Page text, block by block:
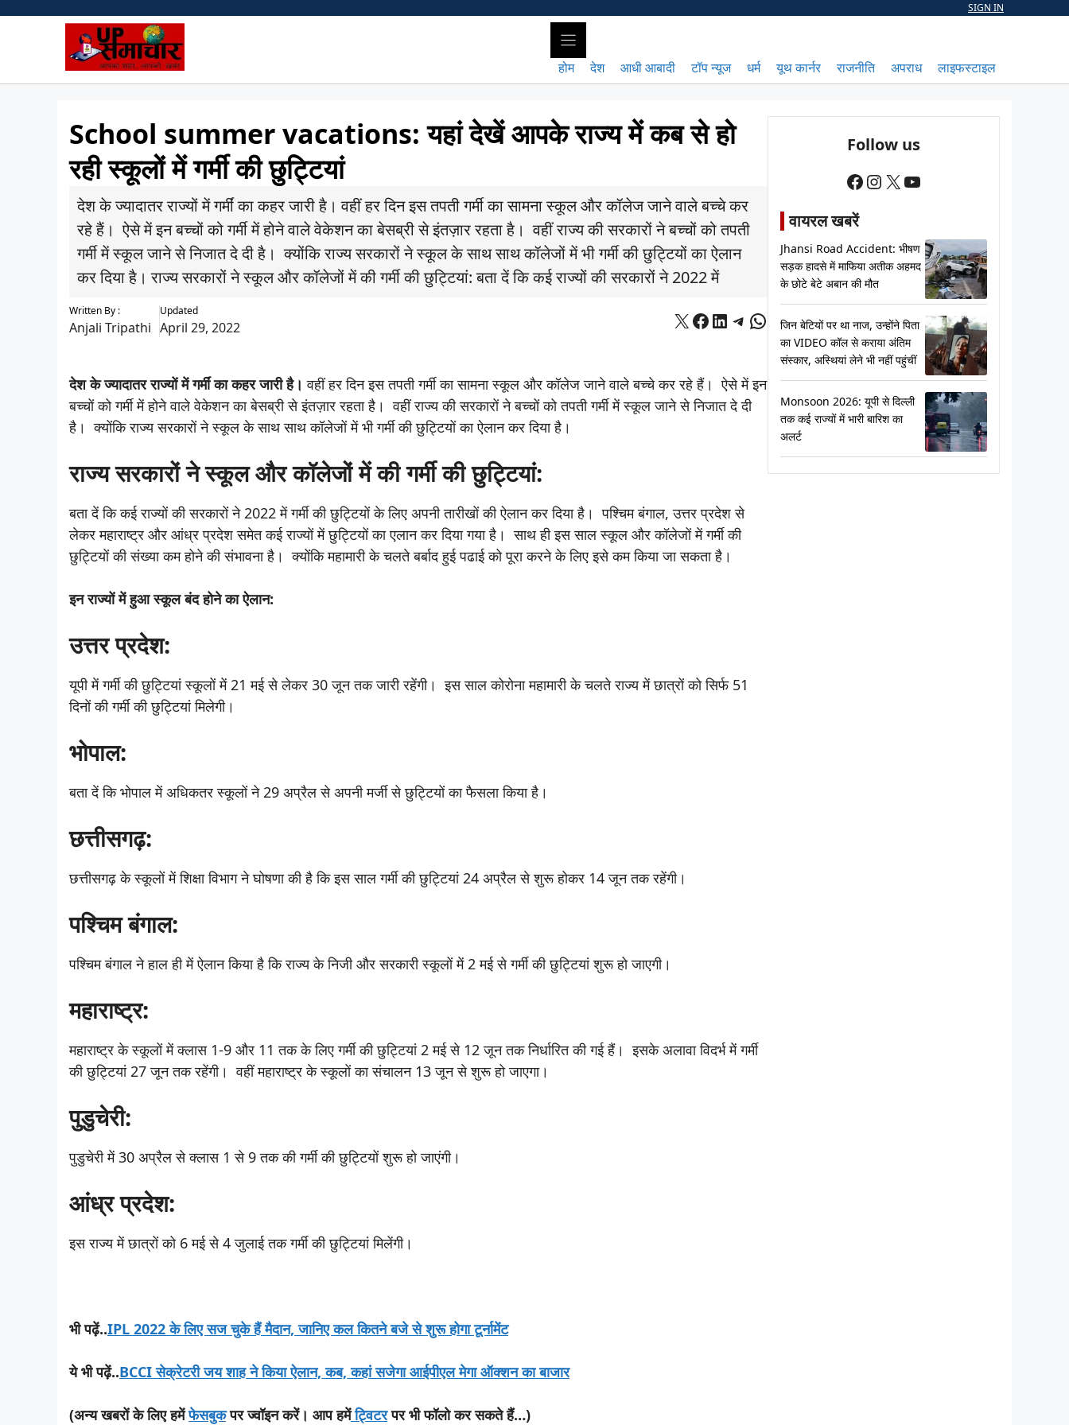
SIGN IN
होम देश आधी आबादी टॉप न्यूज धर्म यूथ कार्नर राजनीति अपराध लाइफस्टाइल
School summer vacations: यहां देखें आपके राज्य में कब से हो
रही स्कूलों में गर्मी की छुट्टियां
देश के ज्यादातर राज्यों में गर्मीं का कहर जारी है। वहीं हर दिन इस तपती गर्मी का सामना स्कूल और कॉलेज जाने वाले बच्चे कर
रहे हैं। ऐसे में इन बच्चों को गर्मी में होने वाले वेकेशन का बेसब्री से इंतज़ार रहता है। वहीं राज्य की सरकारों ने बच्चों को तपती
गर्मी में स्कूल जाने से निजात दे दी है। क्योंकि राज्य सरकारों ने स्कूल के साथ साथ कॉलेजों में भी गर्मी की छुट्टियों का ऐलान
कर दिया है। राज्य सरकारों ने स्कूल और कॉलेजों में की गर्मी की छुट्टियां: बता दें कि कई राज्यों की सरकारों ने 2022 में
Written By :
Anjali Tripathi
Updated
April 29, 2022 X Facebook
LinkedIn
Telegram
WhatsApp
देश के ज्यादातर राज्यों में गर्मीं का कहर जारी है। वहीं हर दिन इस तपती गर्मी का सामना स्कूल और कॉलेज जाने वाले बच्चे कर रहे हैं। ऐसे में इन
बच्चों को गर्मी में होने वाले वेकेशन का बेसब्री से इंतज़ार रहता है। वहीं राज्य की सरकारों ने बच्चों को तपती गर्मी में स्कूल जाने से निजात दे दी
है। क्योंकि राज्य सरकारों ने स्कूल के साथ साथ कॉलेजों में भी गर्मी की छुट्टियों का ऐलान कर दिया है।
राज्य सरकारों ने स्कूल और कॉलेजों में की गर्मी की छुट्टियां:
बता दें कि कई राज्यों की सरकारों ने 2022 में गर्मी की छुट्टियों के लिए अपनी तारीखों की ऐलान कर दिया है। पश्चिम बंगाल, उत्तर प्रदेश से
लेकर महाराष्ट्र और आंध्र प्रदेश समेत कई राज्यों में छुट्टियों का एलान कर दिया गया है। साथ ही इस साल स्कूल और कॉलेजों में गर्मी की
छुट्टियों की संख्या कम होने की संभावना है। क्योंकि महामारी के चलते बर्बाद हुई पढाई को पूरा करने के लिए इसे कम किया जा सकता है।
इन राज्यों में हुआ स्कूल बंद होने का ऐलान:
उत्तर प्रदेश:
यूपी में गर्मी की छुट्टियां स्कूलों में 21 मई से लेकर 30 जून तक जारी रहेंगी। इस साल कोरोना महामारी के चलते राज्य में छात्रों को सिर्फ 51
दिनों की गर्मी की छुट्टियां मिलेगी।
भोपाल:
बता दें कि भोपाल में अधिकतर स्कूलों ने 29 अप्रैल से अपनी मर्जी से छुट्टियों का फैसला किया है।
छत्तीसगढ़:
छत्तीसगढ़ के स्कूलों में शिक्षा विभाग ने घोषणा की है कि इस साल गर्मी की छुट्टियां 24 अप्रैल से शुरू होकर 14 जून तक रहेंगी।
पश्चिम बंगाल:
पश्चिम बंगाल ने हाल ही में ऐलान किया है कि राज्य के निजी और सरकारी स्कूलों में 2 मई से गर्मी की छुट्टियां शुरू हो जाएगी।
महाराष्ट्र:
महाराष्ट्र के स्कूलों में क्लास 1-9 और 11 तक के लिए गर्मी की छुट्टियां 2 मई से 12 जून तक निर्धारित की गई हैं। इसके अलावा विदर्भ में गर्मी
की छुट्टियां 27 जून तक रहेंगी। वहीं महाराष्ट्र के स्कूलों का संचालन 13 जून से शुरू हो जाएगा।
पुडुचेरी:
पुडुचेरी में 30 अप्रैल से क्लास 1 से 9 तक की गर्मी की छुट्टियों शुरू हो जाएंगी।
आंध्र प्रदेश:
इस राज्य में छात्रों को 6 मई से 4 जुलाई तक गर्मी की छुट्टियां मिलेंगी।
भी पढ़ें..IPL 2022 के लिए सज चुके हैं मैदान, जानिए कल कितने बजे से शुरू होगा टूर्नामेंट
ये भी पढ़ें..BCCI सेक्रेटरी जय शाह ने किया ऐलान, कब, कहां सजेगा आईपीएल मेगा ऑक्शन का बाजार
(अन्य खबरों के लिए हमेंफेसबुकपर ज्वॉइन करें। आप हमेंट्विटरपर भी फॉलो कर सकते हैं…)
Follow us
Facebook
Instagram
X YouTube
वायरल खबरें
Jhansi Road Accident: भीषण
सड़क हादसे में माफिया अतीक अहमद
के छोटे बेटे अबान की मौत
जिन बेटियों पर था नाज, उन्होंने पिता
का VIDEO कॉल से कराया अंतिम
संस्कार, अस्थियां लेने भी नहीं पहुंचीं
Monsoon 2026: यूपी से दिल्ली
तक कई राज्यों में भारी बारिश का
अलर्ट